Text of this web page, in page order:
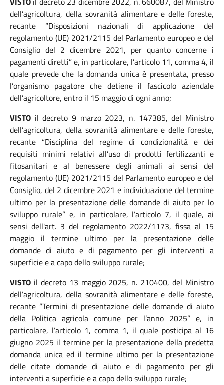
dell’agricoltura, della sovranità alimentare e delle foreste,
recante “Disposizioni nazionali di applicazione del
regolamento (UE) 2021/2115 del Parlamento europeo e del
Consiglio del 2 dicembre 2021, per quanto concerne i
pagamenti diretti” e, in particolare, l’articolo 11, comma 4, il
quale prevede che la domanda unica è presentata, presso
l’organismo pagatore che detiene il fascicolo aziendale
dell’agricoltore, entro il 15 maggio di ogni anno;
VISTO il decreto 9 marzo 2023, n. 147385, del Ministro
dell’agricoltura, della sovranità alimentare e delle foreste,
recante “Disciplina del regime di condizionalità e dei
requisiti minimi relativi all’uso di prodotti fertilizzanti e
fitosanitari e al benessere degli animali ai sensi del
regolamento (UE) 2021/2115 del Parlamento europeo e del
Consiglio, del 2 dicembre 2021 e individuazione del termine
ultimo per la presentazione delle domande di aiuto per lo
sviluppo rurale” e, in particolare, l’articolo 7, il quale, ai
sensi dell'art. 3 del regolamento 2022/1173, fissa al 15
maggio il termine ultimo per la presentazione delle
domande di aiuto e di pagamento per gli interventi a
superficie e a capo dello sviluppo rurale;
VISTO il decreto 13 maggio 2025, n. 210400, del Ministro
dell’agricoltura, della sovranità alimentare e delle foreste,
recante “Termini di presentazione delle domande di aiuto
della Politica agricola comune per l’anno 2025” e, in
particolare, l’articolo 1, comma 1, il quale posticipa al 16
giugno 2025 il termine per la presentazione della predetta
domanda unica ed il termine ultimo per la presentazione
delle citate domande di aiuto e di pagamento per gli
interventi a superficie e a capo dello sviluppo rurale;